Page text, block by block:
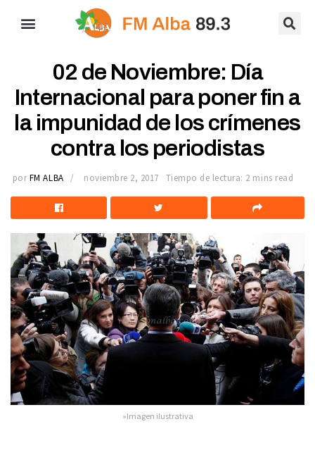
02 de Noviembre: Día
Internacional para poner fin a
la impunidad de los crímenes
contra los periodistas
por FM ALBA noviembre 2, 2017 Tiempo de lectura: 2 mins read
»Imagen ilustrativa